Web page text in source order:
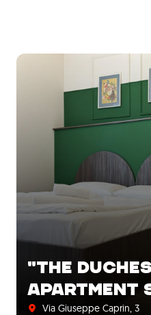
"THE
APARTMENT
Via Giuseppe Caprin, 3